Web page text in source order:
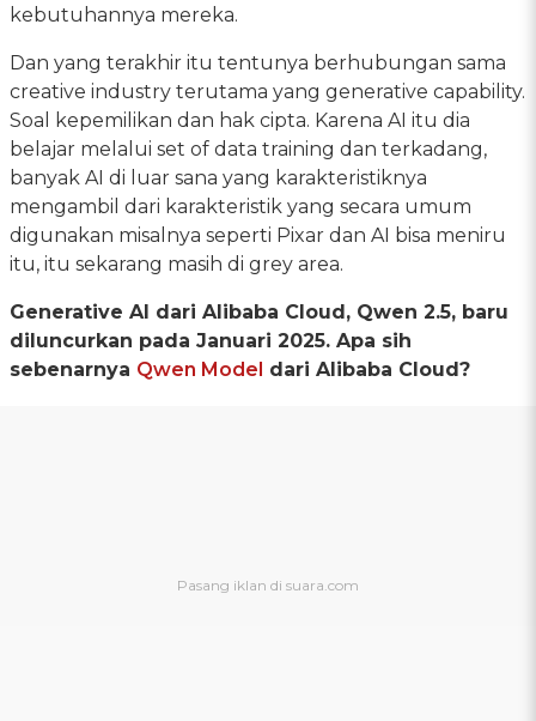
kebutuhannya mereka.
Dan yang terakhir itu tentunya berhubungan sama
creative industry terutama yang generative capability.
Soal kepemilikan dan hak cipta. Karena AI itu dia
belajar melalui set of data training dan terkadang,
banyak AI di luar sana yang karakteristiknya
mengambil dari karakteristik yang secara umum
digunakan misalnya seperti Pixar dan AI bisa meniru
itu, itu sekarang masih di grey area.
Generative AI dari Alibaba Cloud, Qwen 2.5, baru
diluncurkan pada Januari 2025. Apa sih
sebenarnya Qwen Model dari Alibaba Cloud?